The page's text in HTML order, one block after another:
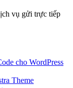
vụ gửi trực tiếp
cho WordPress
Theme